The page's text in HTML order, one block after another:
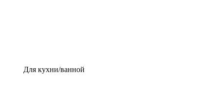
Для кухни/ванной